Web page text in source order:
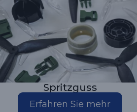
Spritzguss
Erfahren Sie mehr